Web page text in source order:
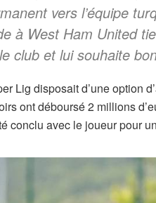
vers l’équipe
à West Ham United
club et lui souhaite
Lig disposait d’une option
ont déboursé 2 millions
conclu avec le joueur pour